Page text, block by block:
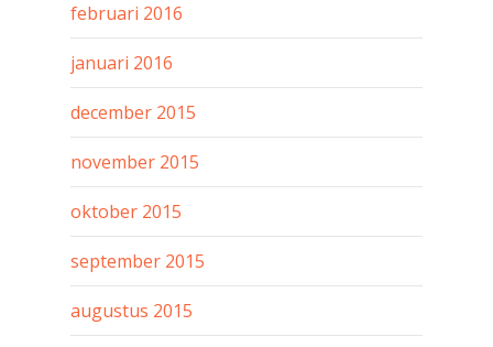
februari 2016
januari 2016
december 2015
november 2015
oktober 2015
september 2015
augustus 2015